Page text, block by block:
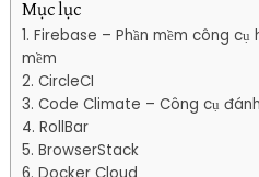
Mục lục
Firebase – Phần mềm công cụ
mềm
CircleCI
Code Climate – Công cụ
RollBar
BrowserStack